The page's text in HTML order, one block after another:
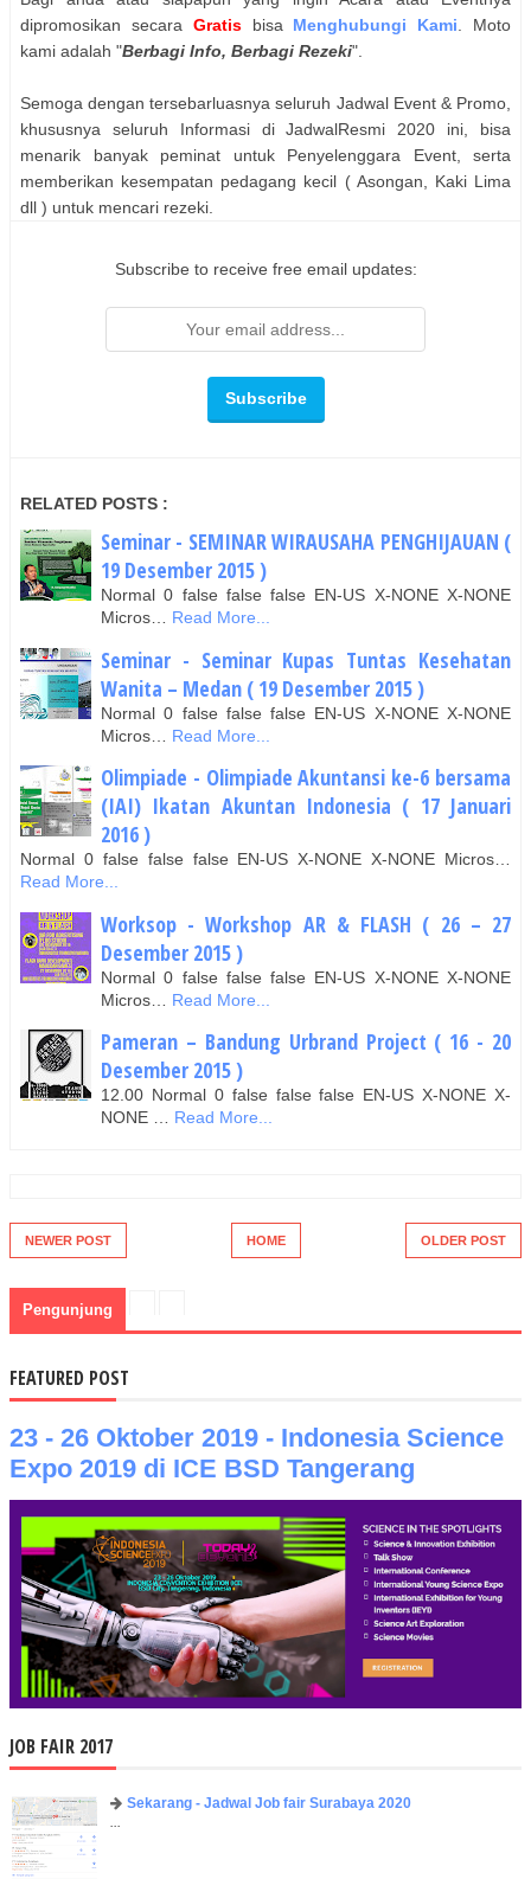
dipromosikan secara Gratisbisa Menghubungi Kami. Moto
kami adalah "Berbagi Info, Berbagi Rezeki".
Semoga dengan tersebarluasnya seluruh Jadwal Event & Promo,
khususnya seluruh Informasi di JadwalResmi 2020 ini, bisa
menarik banyak peminat untuk Penyelenggara Event, serta
memberikan kesempatan pedagang kecil ( Asongan, Kaki Lima
dll ) untuk mencari rezeki.
Subscribe to receive free email updates:
RELATED POSTS :
Seminar - SEMINAR WIRAUSAHA PENGHIJAUAN (
19 Desember 2015 )
Normal 0 false false false EN-US X-NONE X-NONE
Micros… Read More...
Seminar - Seminar Kupas Tuntas Kesehatan
Wanita – Medan ( 19 Desember 2015 )
Normal 0 false false false EN-US X-NONE X-NONE
Micros…
Read More...
Olimpiade - Olimpiade Akuntansi ke-6 bersama
(IAI) Ikatan Akuntan Indonesia ( 17 Januari
2016 )
Normal 0 false false false EN-US X-NONE X-NONE Micros…
Read More...
Worksop - Workshop AR & FLASH ( 26 – 27
Desember 2015 )
Normal 0 false false false EN-US X-NONE X-NONE
Micros…
Read More...
Pameran – Bandung Urbrand Project ( 16 - 20
Desember 2015 )
12.00 Normal 0 false false false EN-US X-NONE X-
NONE … Read More...
NEWER POST OLDER POST
HOME
Pengunjung
FEATURED POST
23 - 26 Oktober 2019 - Indonesia Science
Expo 2019 di ICE BSD Tangerang
JOB FAIR 2017
Sekarang - Jadwal Job fair Surabaya 2020